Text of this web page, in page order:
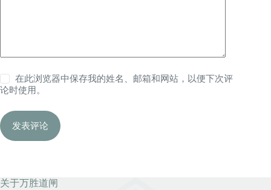
在此浏览器中保存我的姓名、邮箱和网站，以便下次评
论时使用。
发表评论
关于万胜道闸